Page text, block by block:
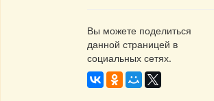
Вы можете поделиться
данной страницей в
социальных сетях.